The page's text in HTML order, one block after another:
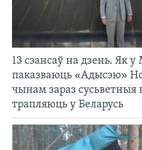
13 сэансаў на дзень. Як
паказваюць «Адысэю»
чынам зараз сусьветныя
трапляюць у Беларусь